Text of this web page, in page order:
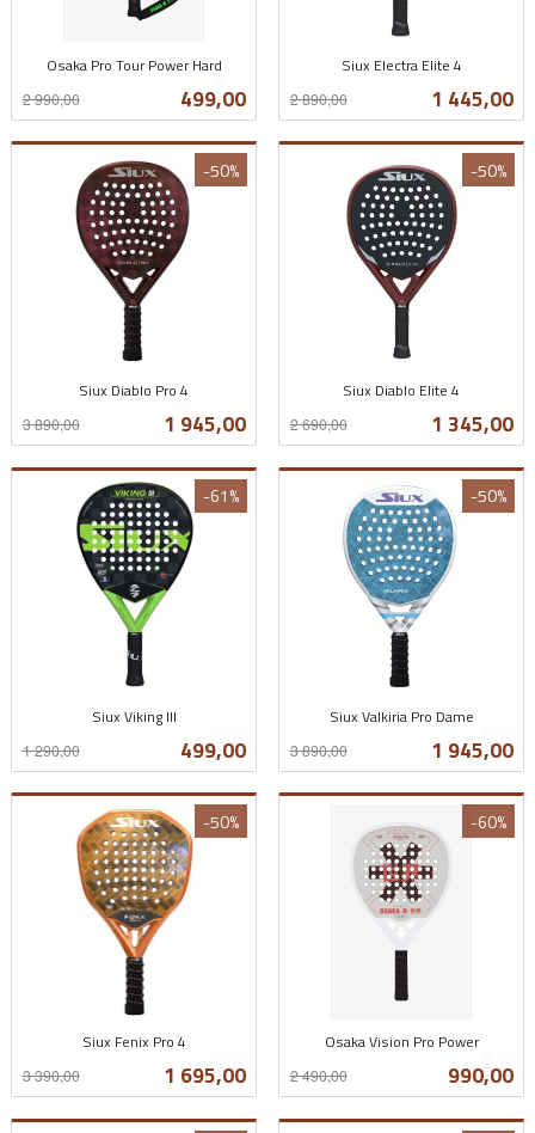
Osaka Pro Tour Power Hard
Tilbud
499,00
2 990,00
mva.
Siux Electra Elite 4
Tilbud
1 445,00
2 890,00
mva.
Siux Diablo Pro 4
Tilbud
1 945,00
3 890,00
-50%
mva.
Siux Diablo Elite 4
Tilbud
1 345,00
2 690,00
-50%
mva.
Siux Viking III
Tilbud
499,00
1 290,00
-61%
mva.
Siux Valkiria Pro Dame
Tilbud
1 945,00
3 890,00
-50%
mva.
Siux Fenix Pro 4
Tilbud
1 695,00
3 390,00
-50%
mva.
Osaka Vision Pro Power
Tilbud
990,00
2 490,00
-60%
mva.